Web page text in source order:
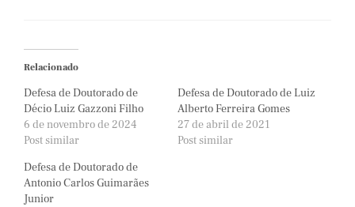
Relacionado
Defesa de Doutorado de
Décio Luiz Gazzoni Filho
6 de novembro de 2024
Post similar
Defesa de Doutorado de Luiz
Alberto Ferreira Gomes
27 de abril de 2021
Post similar
Defesa de Doutorado de
Antonio Carlos Guimarães
Junior